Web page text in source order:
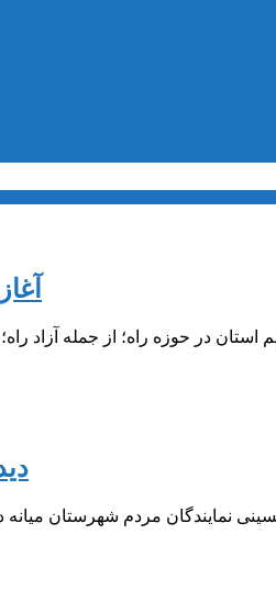
در حوزه راه؛ از جمله آزاد